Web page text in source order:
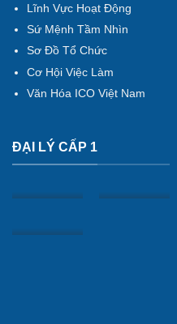
Lĩnh Vực Hoạt Động
Sứ Mệnh Tầm Nhìn
Sơ Đồ Tổ Chức
Cơ Hội Việc Làm
Văn Hóa ICO Việt Nam
ĐẠI LÝ CẤP 1